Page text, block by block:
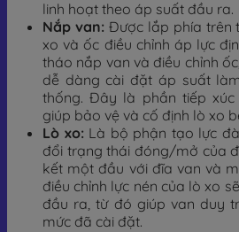
linh hoạt theo áp suất đầu ra.
Nắp van: Được lắp phía trên
xo và ốc điều chỉnh áp lực
tháo nắp van và điều chỉnh
dễ dàng cài đặt áp suất
thống. Đây là phần tiếp xúc
giúp bảo vệ và cố định lò xo
Lò xo: Là bộ phận tạo lực
đổi trạng thái đóng/mở của
kết một đầu với đĩa van và
điều chỉnh lực nén của lò xo
đầu ra, từ đó giúp van duy
mức đã cài đặt.